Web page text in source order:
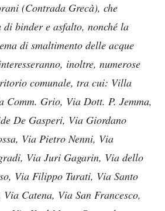
(Contrada Grecà), che
di binder e asfalto, nonché la
di smaltimento delle acque
inoltre, numerose
comunale, tra cui: Villa
Grio, Via Dott. P. Jemma,
De Gasperi, Via Giordano
Via Pietro Nenni, Via
Via Juri Gagarin, Via dello
Via Filippo Turati, Via Santo
Catena, Via San Francesco,